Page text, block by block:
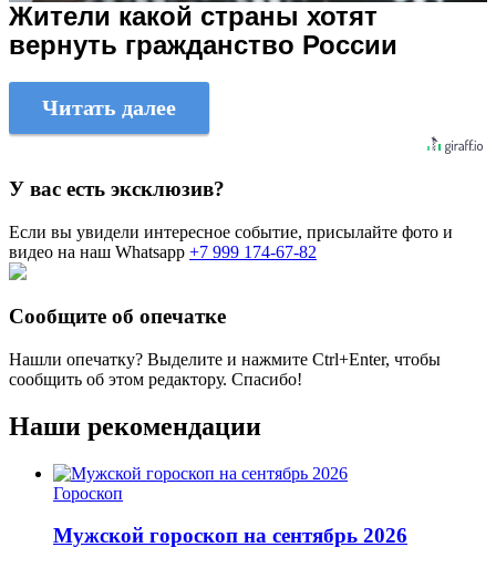
Жители какой страны хотят
вернуть гражданство России
Читать далее
У вас есть эксклюзив?
Если вы увидели интересное событие, присылайте фото и
видео на наш Whatsapp +7 999 174-67-82
Сообщите об опечатке
Нашли опечатку? Выделите и нажмите Ctrl+Enter, чтобы
сообщить об этом редактору. Спасибо!
Наши рекомендации
Гороскоп
Мужской гороскоп на сентябрь 2026